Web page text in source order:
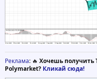
Реклама: 🔥 Хочешь получить
Polymarket? Кликай сюда!